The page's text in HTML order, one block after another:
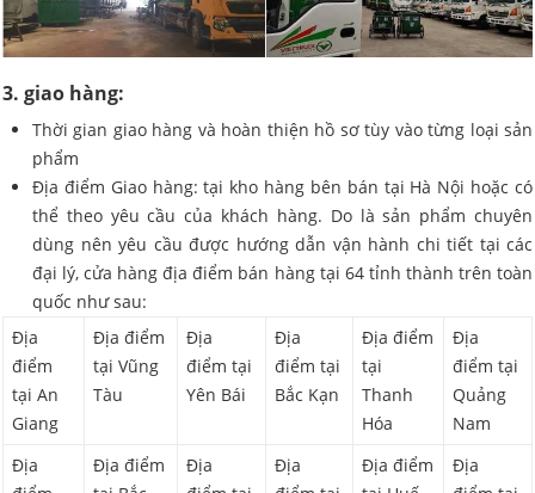
3. giao hàng:
Thời gian giao hàng và hoàn thiện hồ sơ tùy vào từng loại sản
phẩm
Địa điểm Giao hàng: tại kho hàng bên bán tại Hà Nội hoặc có
thể theo yêu cầu của khách hàng. Do là sản phẩm chuyên
dùng nên yêu cầu được hướng dẫn vận hành chi tiết tại các
đại lý, cửa hàng địa điểm bán hàng tại 64 tỉnh thành trên toàn
quốc như sau:
Địa
điểm
tại An
Giang
Địa điểm
tại Vũng
Tàu
Địa
điểm tại
Yên Bái
Địa
điểm tại
Bắc Kạn
Địa điểm
tại
Thanh
Hóa
Địa
điểm tại
Quảng
Nam
Địa
Địa điểm
Địa
Địa
Địa điểm
Địa